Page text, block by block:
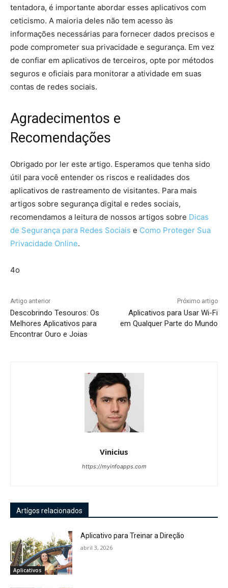
tentadora, é importante abordar esses aplicativos com
ceticismo. A maioria deles não tem acesso às
informações necessárias para fornecer dados precisos e
pode comprometer sua privacidade e segurança. Em vez
de confiar em aplicativos de terceiros, opte por métodos
seguros e oficiais para monitorar a atividade em suas
contas de redes sociais.
Agradecimentos e
Recomendações
Obrigado por ler este artigo. Esperamos que tenha sido
útil para você entender os riscos e realidades dos
aplicativos de rastreamento de visitantes. Para mais
artigos sobre segurança digital e redes sociais,
recomendamos a leitura de nossos artigos sobre Dicas
de Segurança para Redes Sociais e Como Proteger Sua
Privacidade Online.
4o
Artigo anterior
Descobrindo Tesouros: Os
Melhores Aplicativos para
Encontrar Ouro e Joias
Próximo artigo
Aplicativos para Usar Wi-Fi
em Qualquer Parte do Mundo
Vinicius
https://myinfoapps.com
Artígos relacionados
Aplicativos
Aplicativo para Treinar a Direção
abril 3, 2026